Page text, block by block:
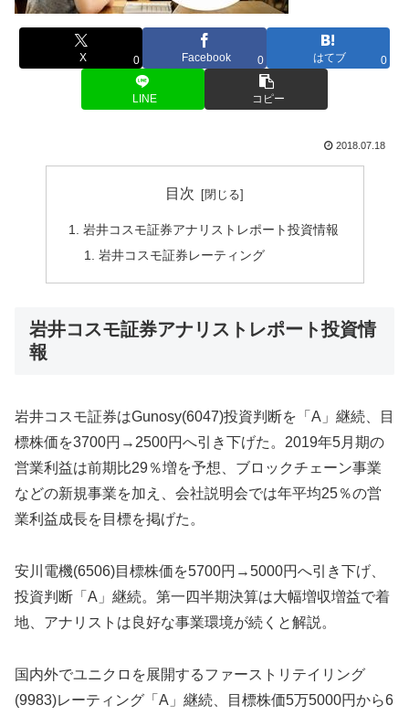
X 0 Facebook 0 はてブ 0
LINE コピー
2018.07.18
目次
岩井コスモ証券アナリストレポート投資情報
岩井コスモ証券レーティング
岩井コスモ証券アナリストレポート投資情
報
岩井コスモ証券はGunosy(6047)投資判断を「A」継続、目
標株価を3700円→2500円へ引き下げた。2019年5月期の
営業利益は前期比29％増を予想、ブロックチェーン事業
などの新規事業を加え、会社説明会では年平均25％の営
業利益成長を目標を掲げた。
安川電機(6506)目標株価を5700円→5000円へ引き下げ、
投資判断「A」継続。第一四半期決算は大幅増収増益で着
地、アナリストは良好な事業環境が続くと解説。
国内外でユニクロを展開するファーストリテイリング
(9983)レーティング「A」継続、目標株価5万5000円から6